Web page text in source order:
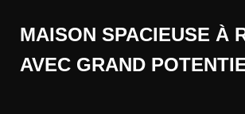
MAISON SPACIEUSE À
AVEC GRAND